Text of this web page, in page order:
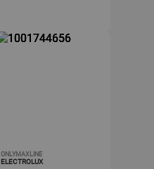
ONLYMAXLINE
ELECTROLUX